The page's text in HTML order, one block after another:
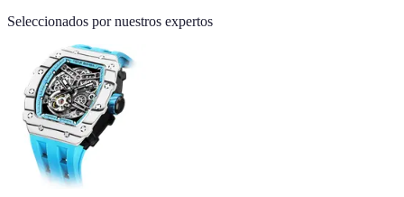
Seleccionados por nuestros expertos